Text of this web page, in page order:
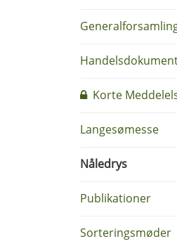
Korte
Langesømesse
Nåledrys
Publikationer
Sorteringsmøder